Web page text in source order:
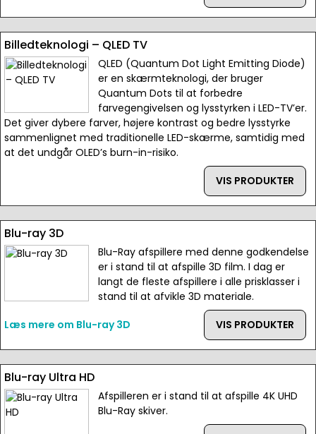
Billedteknologi – QLED TV
QLED (Quantum Dot Light Emitting Diode)
er en skærmteknologi, der bruger
Quantum Dots til at forbedre
farvegengivelsen og lysstyrken i LED-TV’er.
Det giver dybere farver, højere kontrast og bedre lysstyrke
sammenlignet med traditionelle LED-skærme, samtidig med
at det undgår OLED’s burn-in-risiko.
VIS PRODUKTER
Blu-ray 3D
Blu-Ray afspillere med denne godkendelse
er i stand til at afspille 3D film. I dag er
langt de fleste afspillere i alle prisklasser i
stand til at afvikle 3D materiale.
Læs mere om Blu-ray 3D
VIS PRODUKTER
Blu-ray Ultra HD
Afspilleren er i stand til at afspille 4K UHD
Blu-Ray skiver.